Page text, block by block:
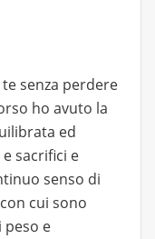
senza perdere
ho avuto la
ed
sacrifici e
senso di
cui sono
peso e